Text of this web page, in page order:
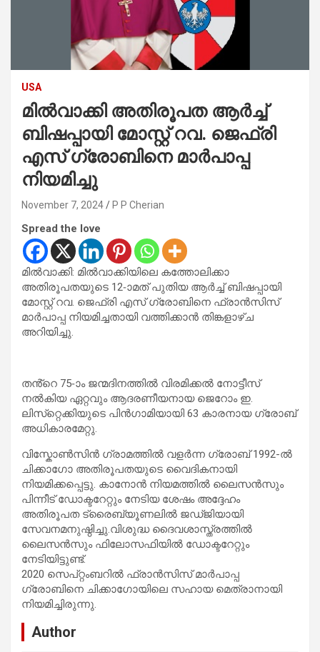
USA
മിൽവാക്കി അതിരൂപത ആർച്ച്
ബിഷപ്പായി മോസ്റ്റ് റവ. ജെഫ്രി
എസ് ഗ്രോബിനെ മാർപാപ്പ
നിയമിച്ചു
November 7, 2024 P P Cherian
Spread the love
മിൽവാക്കി: മിൽവാക്കിയിലെ കത്തോലിക്കാ
അതിരൂപതയുടെ 12-ാമത് പുതിയ ആർച്ച് ബിഷപ്പായി
മോസ്റ്റ് റവ. ജെഫ്രി എസ് ഗ്രോബിനെ ഫ്രാൻസിസ്
മാർപാപ്പ നിയമിച്ചതായി വത്തിക്കാൻ തിങ്കളാഴ്ച
അറിയിച്ചു.
തൻ്റെ 75-ാം ജന്മദിനത്തിൽ വിരമിക്കൽ നോട്ടീസ്
നൽകിയ ഏറ്റവും ആദരണീയനായ ജെറോം ഇ.
ലിസ്‌റ്റെക്കിയുടെ പിൻഗാമിയായി 63 കാരനായ ഗ്രോബ്
അധികാരമേറ്റു.
വിസ്കോൺസിൻ ഗ്രാമത്തിൽ വളർന്ന ഗ്രോബ് 1992-ൽ
ചിക്കാഗോ അതിരൂപതയുടെ വൈദികനായി
നിയമിക്കപ്പെട്ടു. കാനോൻ നിയമത്തിൽ ലൈസൻസും
പിന്നീട് ഡോക്ടറേറ്റും നേടിയ ശേഷം അദ്ദേഹം
അതിരൂപത ട്രൈബ്യൂണലിൽ ജഡ്ജിയായി
സേവനമനുഷ്ഠിച്ചു.വിശുദ്ധ ദൈവശാസ്ത്രത്തിൽ
ലൈസൻസും ഫിലോസഫിയിൽ ഡോക്ടറേറ്റും
നേടിയിട്ടുണ്ട്.
2020 സെപ്റ്റംബറിൽ ഫ്രാൻസിസ് മാർപാപ്പ
ഗ്രോബിനെ ചിക്കാഗോയിലെ സഹായ മെത്രാനായി
നിയമിച്ചിരുന്നു.
Author